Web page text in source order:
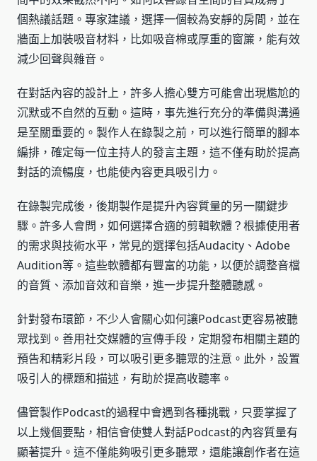
個熱議話題。專家建議，選擇一個較為安靜的房間，並在
牆面上加裝吸音材料，比如吸音棉或厚重的窗簾，能有效
減少回聲與雜音。
在對話內容的設計上，許多人擔心雙方可能會出現尷尬的
沉默或不自然的互動。這時，事先進行充分的準備與溝通
是至關重要的。製作人在錄製之前，可以進行簡單的腳本
編排，確定每一位主持人的發言主題，這不僅有助於提高
對話的流暢度，也能使內容更具吸引力。
在錄製完成後，後期製作是提升內容質量的另一關鍵步
驟。許多人會問，如何選擇合適的剪輯軟體？根據使用者
的需求與技術水平，常見的選擇包括Audacity、Adobe
Audition等。這些軟體都有豐富的功能，以便於調整音檔
的音質、添加音效和音樂，進一步提升整體聽感。
針對發布環節，不少人會關心如何讓Podcast更容易被聽
眾找到。善用社交媒體的宣傳手段，定期發布相關主題的
預告和精彩片段，可以吸引更多聽眾的注意。此外，設置
吸引人的標題和描述，有助於提高收聽率。
儘管製作Podcast的過程中會遇到各種挑戰，只要掌握了
以上幾個要點，相信會使雙人對話Podcast的內容質量有
顯著提升。這不僅能夠吸引更多聽眾，還能讓創作者在這